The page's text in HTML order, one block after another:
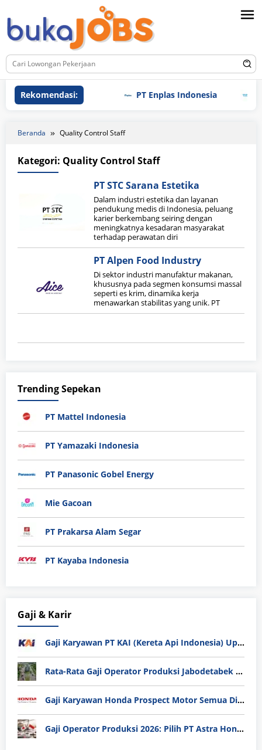
ke
konten
Rekomendasi: PT Enplas Indonesia PT
Beranda Quality Control Staff
Kategori: Quality Control Staff
PT STC Sarana Estetika
Dalam industri estetika dan layanan
pendukung medis di Indonesia, peluang
karier berkembang seiring dengan
meningkatnya kesadaran masyarakat
terhadap perawatan diri
PT Alpen Food Industry
Di sektor industri manufaktur makanan,
khususnya pada segmen konsumsi massal
seperti es krim, dinamika kerja
menawarkan stabilitas yang unik. PT
Trending Sepekan
PT Mattel Indonesia
PT Yamazaki Indonesia
PT Panasonic Gobel Energy
Mie Gacoan
PT Prakarsa Alam Segar
PT Kayaba Indonesia
Gaji & Karir
Gaji Karyawan PT KAI (Kereta Api Indonesia) Update 2025
Rata-Rata Gaji Operator Produksi Jabodetabek 2025: Bedah Tuntas UMK, Lemburan, dan Realita Hidup Buruh
Gaji Karyawan Honda Prospect Motor Semua Divisi
Gaji Operator Produksi 2026: Pilih PT Astra Honda Motor (AHM) atau Manufaktur di Jepang?